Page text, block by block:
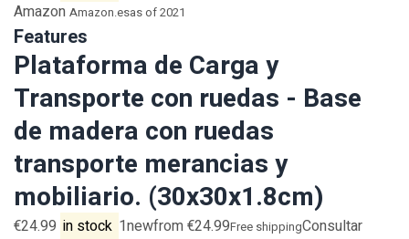
Amazon Amazon.esas of 2021
Features
Plataforma de Carga y
Transporte con ruedas - Base
de madera con ruedas
transporte merancias y
mobiliario. (30x30x1.8cm)
€24.99 in stock 1newfrom €24.99Free shippingConsultar